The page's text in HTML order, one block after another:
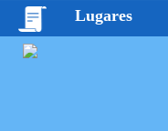
Lugares